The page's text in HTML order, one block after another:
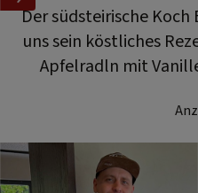
Der südsteirische
uns sein köstliches
Apfelradln mit